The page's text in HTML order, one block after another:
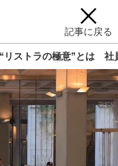
記事に戻る
リストラの極意”とは